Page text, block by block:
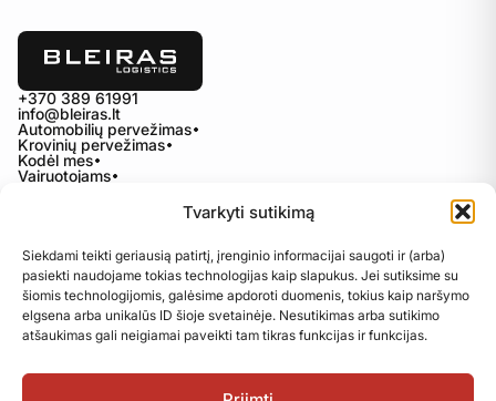
Tvarkyti sutikimą
Siekdami teikti geriausią patirtį, įrenginio informacijai saugoti ir (arba)
pasiekti naudojame tokias technologijas kaip slapukus. Jei sutiksime su
šiomis technologijomis, galėsime apdoroti duomenis, tokius kaip naršymo
elgsena arba unikalūs ID šioje svetainėje. Nesutikimas arba sutikimo
atšaukimas gali neigiamai paveikti tam tikras funkcijas ir funkcijas.
+370 389 61991
info@bleiras.lt
Automobilių pervežimas
Krovinių pervežimas
Kodėl mes
Vairuotojams
Privatumo politika
Slapukų politika
Kokybės politika
Tvarumo ataskaita
DSS politika